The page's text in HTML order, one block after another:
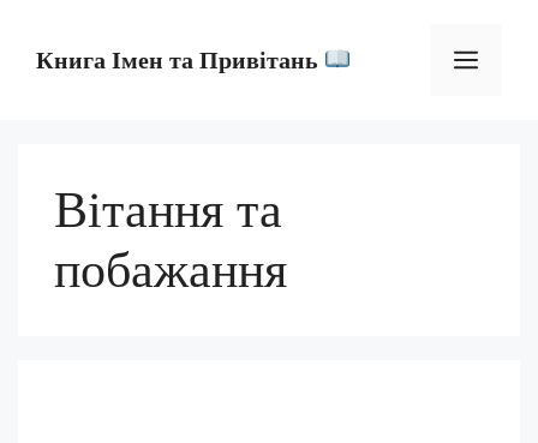
Книга Імен та Привітань
Вітання та
побажання